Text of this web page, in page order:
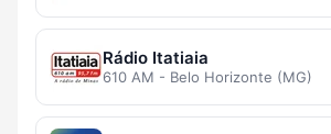
Rádio Itatiaia
610 AM - Belo Horizonte (MG)